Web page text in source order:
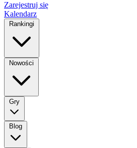
Zarejestruj się
Kalendarz
Rankingi
Nowości
Gry
Blog